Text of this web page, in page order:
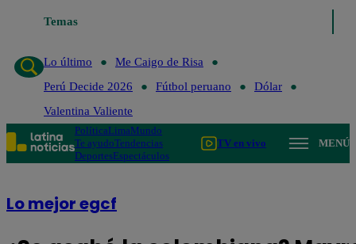
Temas
Lo último
Me Caigo de Risa
Perú Decide 2026
Fútbol peruano
Dólar
Valentina Valiente
PolíticaLimaMundo
Te ayudoTendencias
DeportesEspectáculos
TV en vivo MENÚ
Lo mejor egcf